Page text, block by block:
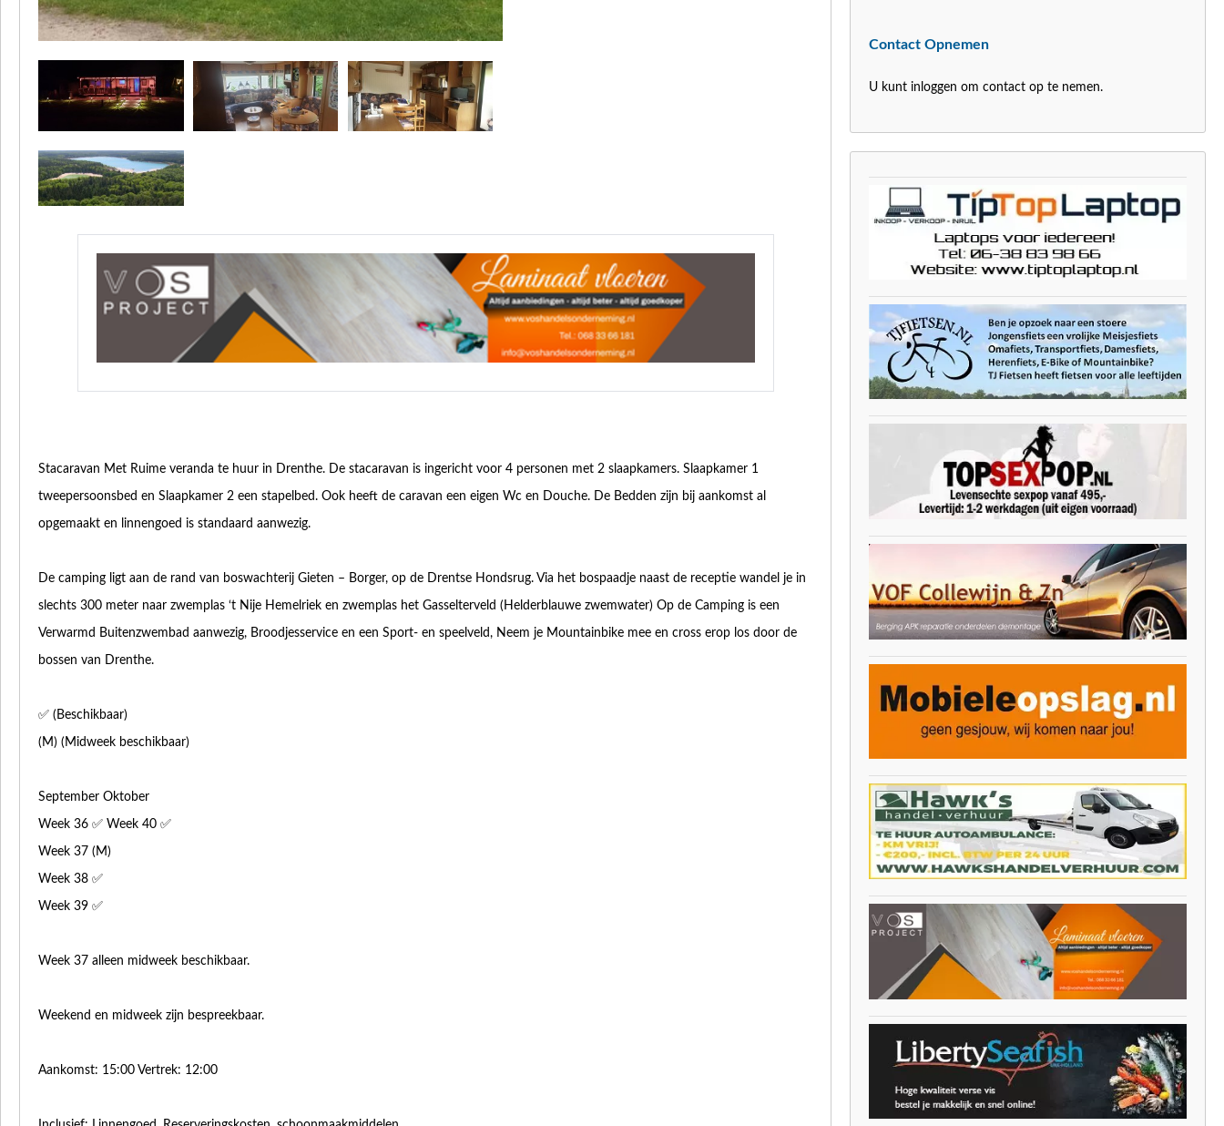
Stacaravan Met Ruime veranda te huur in Drenthe. De stacaravan is ingericht voor 4 personen met 2 slaapkamers. Slaapkamer 1
tweepersoonsbed en Slaapkamer 2 een stapelbed. Ook heeft de caravan een eigen Wc en Douche. De Bedden zijn bij aankomst al
opgemaakt en linnengoed is standaard aanwezig.
De camping ligt aan de rand van boswachterij Gieten – Borger, op de Drentse Hondsrug. Via het bospaadje naast de receptie wandel je in
slechts 300 meter naar zwemplas ‘t Nije Hemelriek en zwemplas het Gasselterveld (Helderblauwe zwemwater) Op de Camping is een
Verwarmd Buitenzwembad aanwezig, Broodjesservice en een Sport- en speelveld, Neem je Mountainbike mee en cross erop los door de
bossen van Drenthe.
✅ (Beschikbaar)
(M) (Midweek beschikbaar)
September Oktober
Week 36 ✅ Week 40 ✅
Week 37 (M)
Week 38 ✅
Week 39 ✅
Week 37 alleen midweek beschikbaar.
Weekend en midweek zijn bespreekbaar.
Aankomst: 15:00 Vertrek: 12:00
Contact Opnemen
U kunt inloggen om contact op te nemen.